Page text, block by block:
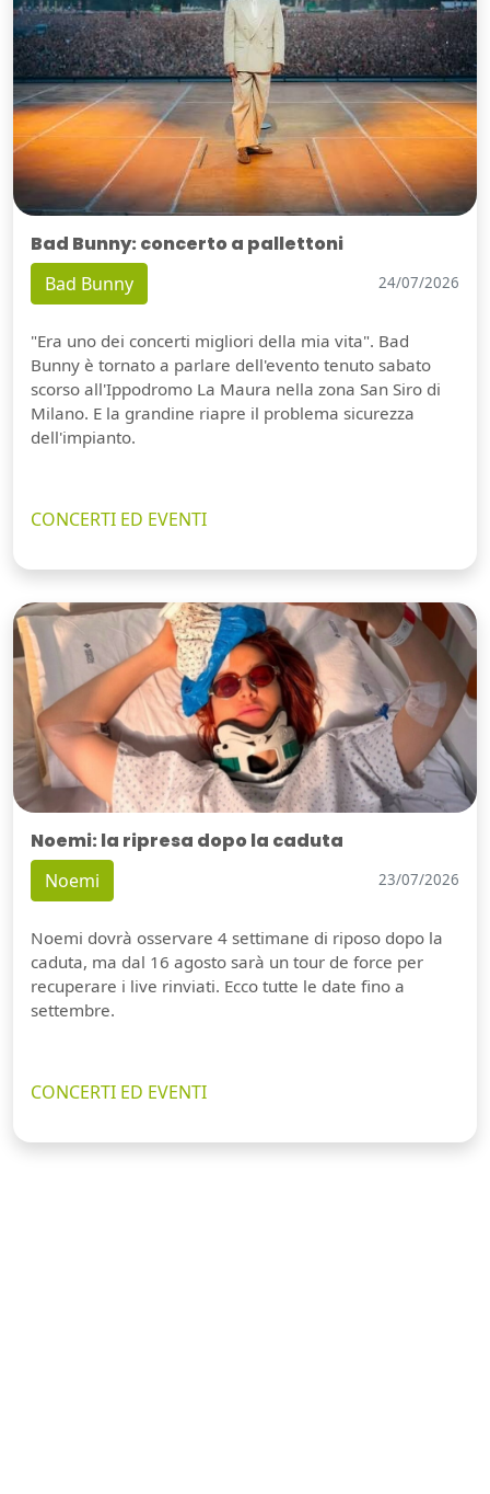
Bad Bunny: concerto a pallettoni
Bad Bunny 24/07/2026
"Era uno dei concerti migliori della mia vita". Bad
Bunny è tornato a parlare dell'evento tenuto sabato
scorso all'Ippodromo La Maura nella zona San Siro di
Milano. E la grandine riapre il problema sicurezza
dell'impianto.
CONCERTI ED EVENTI
Noemi: la ripresa dopo la caduta
Noemi 23/07/2026
Noemi dovrà osservare 4 settimane di riposo dopo la
caduta, ma dal 16 agosto sarà un tour de force per
recuperare i live rinviati. Ecco tutte le date fino a
settembre.
CONCERTI ED EVENTI